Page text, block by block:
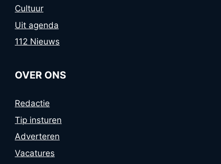
Cultuur
Uit agenda
112 Nieuws
OVER ONS
Redactie
Tip insturen
Adverteren
Vacatures